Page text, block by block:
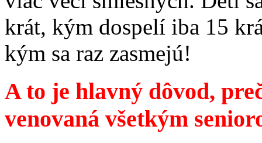
krát, kým dospelí iba 15
kým sa raz zasmejú!
A to je hlavný dôvod,
venovaná všetkým